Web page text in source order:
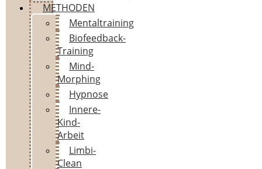
METHODEN
Mentaltraining
Biofeedback-
Training
Mind-
Morphing
Hypnose
Innere-
Kind-
Arbeit
Limbi-
Clean